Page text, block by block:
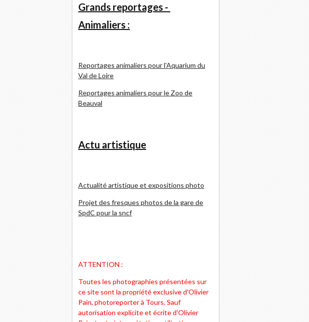
Grands reportages -
Animaliers :
Reportages animaliers pour l'Aquarium du
Val de Loire
Reportages animaliers pour le Zoo de
Beauval
Actu artistique
Actualité artistique et expositions photo
Projet des fresques photos de la gare de
SpdC pour la sncf
ATTENTION :
Toutes les photographies présentées sur
ce site sont la propriété exclusive d'Olivier
Pain, photoreporter à Tours. Sauf
autorisation explicite et écrite d'Olivier